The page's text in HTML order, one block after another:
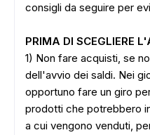
consigli da seguire per
PRIMA DI SCEGLIERE
1) Non fare acquisti, se
dell'avvio dei saldi. Nei
opportuno fare un giro
prodotti che potrebbero
a cui vengono venduti,